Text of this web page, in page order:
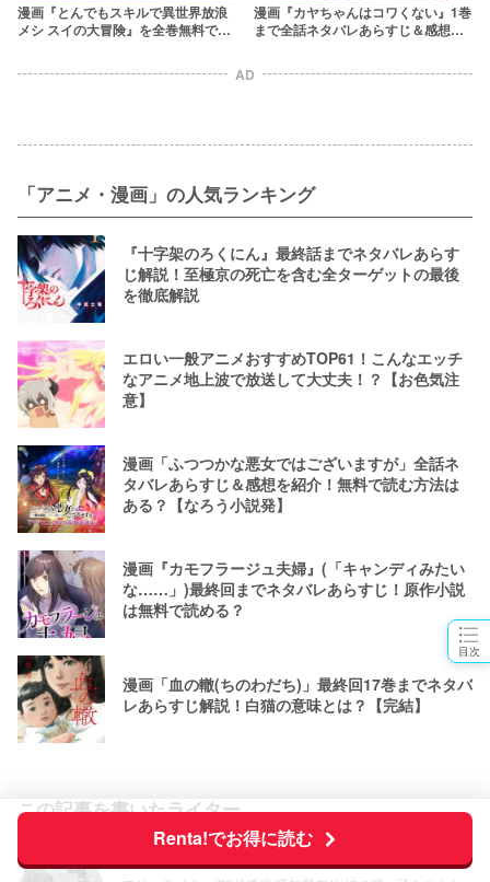
Renta!でお得に読む
目次
漫画『とんでもスキルで異世界放浪
メシ スイの大冒険』を全巻無料で読
漫画『カヤちゃんはコワくない』1巻
まで全話ネタバレあらすじ＆感想！
AD
「アニメ・漫画」の人気ランキング
『十字架のろくにん』最終話までネタバレあらす
じ解説！至極京の死亡を含む全ターゲットの最後
を徹底解説
エロい一般アニメおすすめTOP61！こんなエッチ
なアニメ地上波で放送して大丈夫！？【お色気注
意】
漫画「ふつつかな悪女ではございますが」全話ネ
タバレあらすじ＆感想を紹介！無料で読む方法は
ある？【なろう小説発】
漫画『カモフラージュ夫婦』(「キャンディみたい
な……」)最終回までネタバレあらすじ！原作小説
は無料で読める？
漫画「血の轍(ちのわだち)」最終回17巻までネタバ
レあらすじ解説！白猫の意味とは？【完結】
この記事を書いたライター